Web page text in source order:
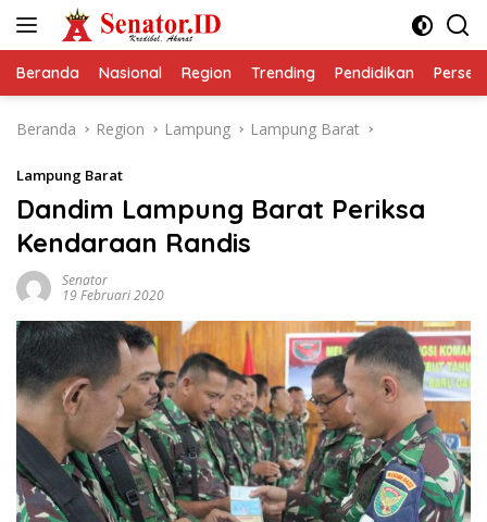
Beranda Nasional Region Trending Pendidikan
Beranda Region Lampung Lampung Barat
Lampung Barat
Dandim Lampung Barat Periksa
Kendaraan Randis
Senator
19 Februari 2020